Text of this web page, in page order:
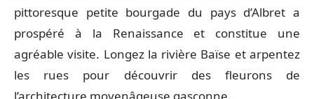
pittoresque petite bourgade du pays d’Albret a
prospéré à la Renaissance et constitue une
agréable visite. Longez la rivière Baïse et arpentez
les rues pour découvrir des fleurons de
l’architecture moyenâgeuse gasconne.